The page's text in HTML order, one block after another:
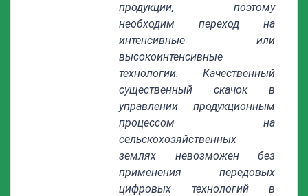
продукции, поэтому
необходим переход на
интенсивные или
высокоинтенсивные
технологии. Качественный
существенный скачок в
управлении продукционным
процессом на
сельскохозяйственных
землях невозможен без
применения передовых
цифровых технологий в